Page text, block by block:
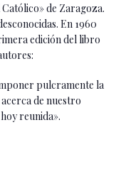
de Zaragoza.
En 1960
edición del libro
pulcramente la
de nuestro
reunida».